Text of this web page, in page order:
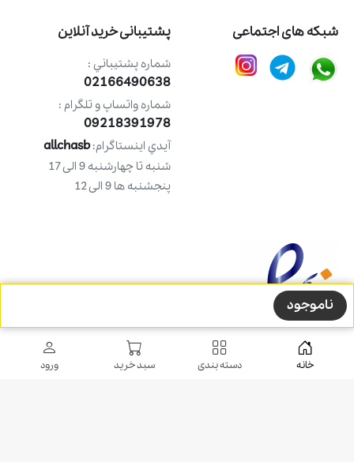
ناموجود
خانه دسته بندی سبد خرید ورود
شبکه های اجتماعی پشتیبانی خرید آنلاین
شماره پشتيباني :
02166490638
شماره واتساپ و تلگرام :
09218391978
آيدي اينستاگرام:allchasb
شنبه تا چهارشنبه 9 الی 17
پنجشنبه ها 9 الی 12